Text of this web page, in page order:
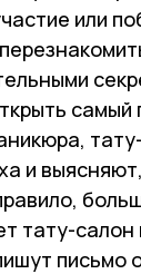
или
самый
и
тату-салон
письмо